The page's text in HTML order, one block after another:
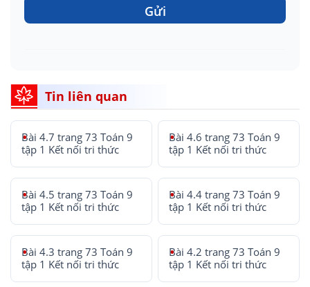
Gửi
Tin liên quan
Bài 4.7 trang 73 Toán 9
tập 1 Kết nối tri thức
Bài 4.6 trang 73 Toán 9
tập 1 Kết nối tri thức
Bài 4.5 trang 73 Toán 9
tập 1 Kết nối tri thức
Bài 4.4 trang 73 Toán 9
tập 1 Kết nối tri thức
Bài 4.3 trang 73 Toán 9
tập 1 Kết nối tri thức
Bài 4.2 trang 73 Toán 9
tập 1 Kết nối tri thức